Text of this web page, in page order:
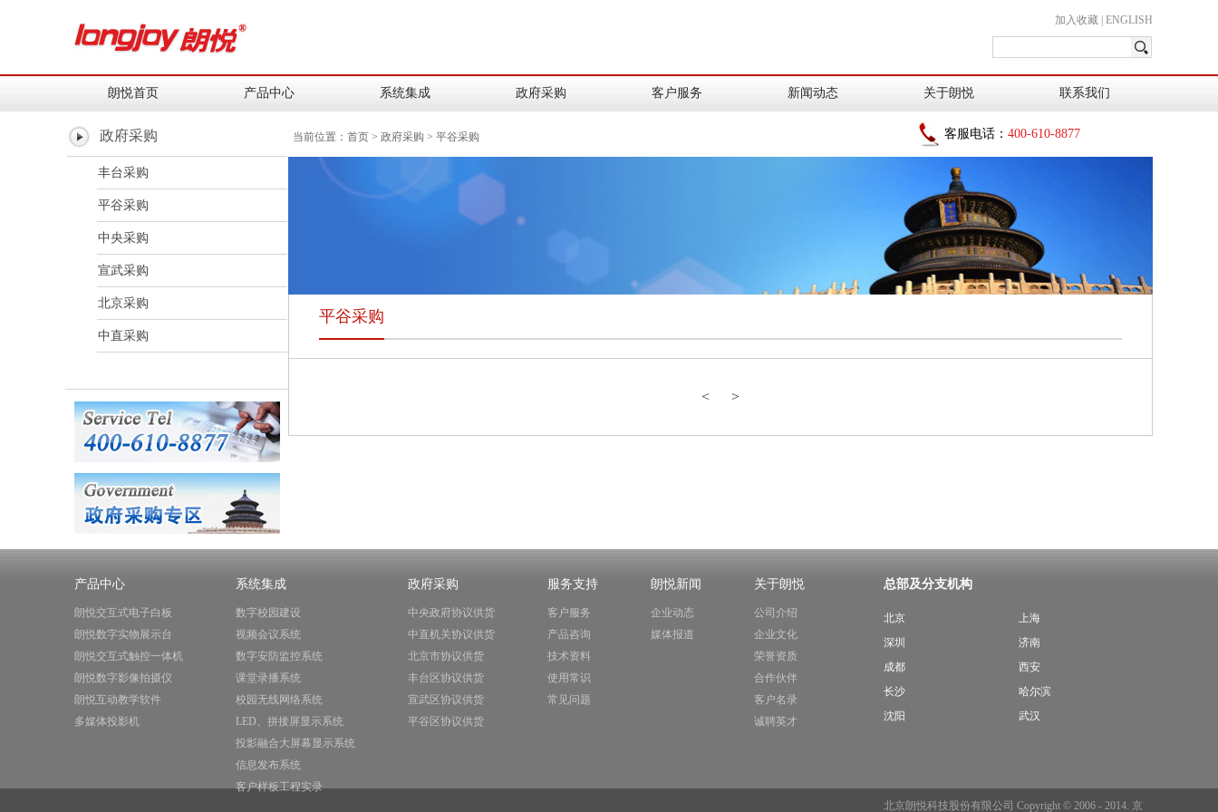
加入收藏 ENGLISH
朗悦首页 产品中心 系统集成 政府采购 客户服务 新闻动态 关于朗悦 联系我们
政府采购
丰台采购
平谷采购
中央采购
宣武采购
北京采购
中直采购
当前位置： 首页 > 政府采购 > 平谷采购 客服电话： 400-610-8877
平谷采购
< >
产品中心
朗悦交互式电子白板
朗悦数字实物展示台
朗悦交互式触控一体机
朗悦数字影像拍摄仪
朗悦互动教学软件
多媒体投影机
系统集成
数字校园建设
视频会议系统
数字安防监控系统
课堂录播系统
校园无线网络系统
LED、拼接屏显示系统
投影融合大屏幕显示系统
信息发布系统
客户样板工程实录
政府采购
中央政府协议供货
中直机关协议供货
北京市协议供货
丰台区协议供货
宣武区协议供货
平谷区协议供货
服务支持
客户服务
产品咨询
技术资料
使用常识
常见问题
朗悦新闻
企业动态
媒体报道
关于朗悦
公司介绍
企业文化
荣誉资质
合作伙伴
客户名录
诚聘英才
总部及分支机构
北京
上海
深圳
济南
成都
西安
长沙
哈尔滨
沈阳
武汉
北京朗悦科技股份有限公司 Copyright © 2006 - 2014. 京